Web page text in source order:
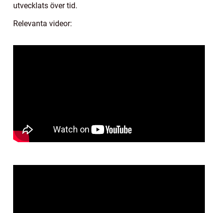
utvecklats över tid.
Relevanta videor: